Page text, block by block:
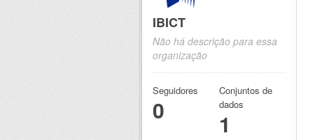
IBICT
Não há descrição para essa
organização
Seguidores
0
Conjuntos de
dados
1